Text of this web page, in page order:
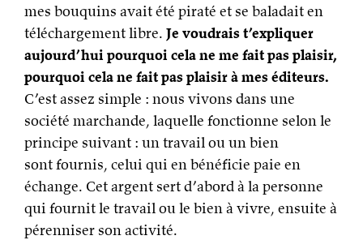
mes bouquins avait été piraté et se baladait en
téléchargement libre. Je voudrais t’expliquer
aujourd’hui pourquoi cela ne me fait pas plaisir,
pourquoi cela ne fait pas plaisir à mes éditeurs.
C’est assez simple : nous vivons dans une
société marchande, laquelle fonctionne selon le
principe suivant : un travail ou un bien
sont fournis, celui qui en bénéficie paie en
échange. Cet argent sert d’abord à la personne
qui fournit le travail ou le bien à vivre, ensuite à
pérenniser son activité.